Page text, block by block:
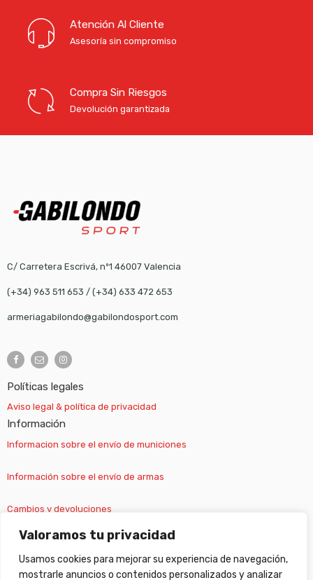
Valoramos tu privacidad
Usamos cookies para mejorar su experiencia de navegación,
mostrarle anuncios o contenidos personalizados y analizar
Atención Al Cliente
Asesoría sin compromiso
Compra Sin Riesgos
Devolución garantizada
C/ Carretera Escrivá, nº1 46007 Valencia
(+34) 963 511 653 / (+34) 633 472 653
armeriagabilondo@gabilondosport.com
Políticas legales
Aviso legal & política de privacidad
Información
Informacion sobre el envío de municiones
Información sobre el envío de armas
Cambios y devoluciones